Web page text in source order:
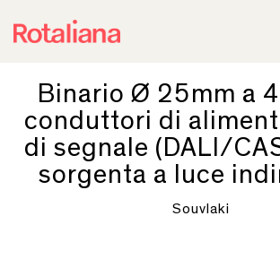
Binario Ø 25mm a
conduttori di
di segnale (DALI/
sorgenta a luce
Souvlaki